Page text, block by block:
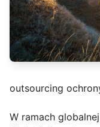
outsourcing
W ramach